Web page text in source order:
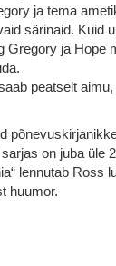
ja tema
särinaid. Kuid
Gregory ja Hope
peatselt
on juba üle
lennutab Ross
huumor.